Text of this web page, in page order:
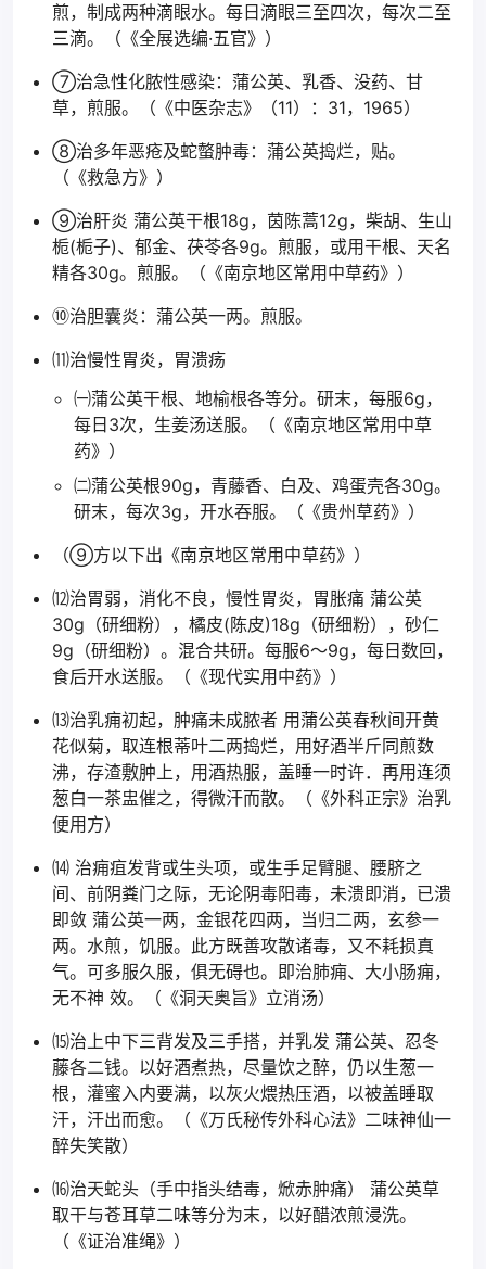
煎，制成两种滴眼水。每日滴眼三至四次，每次二至
三滴。（《全展选编·五官》）
⑦治急性化脓性感染：蒲公英、乳香、没药、甘
草，煎服。（《中医杂志》（11）：31，1965）
⑧治多年恶疮及蛇螫肿毒：蒲公英捣烂，贴。
（《救急方》）
⑨治肝炎 蒲公英干根18g，茵陈蒿12g，柴胡、生山
栀(栀子)、郁金、茯苓各9g。煎服，或用干根、天名
精各30g。煎服。（《南京地区常用中草药》）
⑩治胆囊炎：蒲公英一两。煎服。
⑾治慢性胃炎，胃溃疡
㈠蒲公英干根、地榆根各等分。研末，每服6g，
每日3次，生姜汤送服。（《南京地区常用中草
药》）
㈡蒲公英根90g，青藤香、白及、鸡蛋壳各30g。
研末，每次3g，开水吞服。（《贵州草药》）
（⑨方以下出《南京地区常用中草药》）
⑿治胃弱，消化不良，慢性胃炎，胃胀痛 蒲公英
30g（研细粉），橘皮(陈皮)18g（研细粉），砂仁
9g（研细粉）。混合共研。每服6～9g，每日数回，
食后开水送服。（《现代实用中药》）
⒀治乳痈初起，肿痛未成脓者 用蒲公英春秋间开黄
花似菊，取连根蒂叶二两捣烂，用好酒半斤同煎数
沸，存渣敷肿上，用酒热服，盖睡一时许．再用连须
葱白一茶盅催之，得微汗而散。（《外科正宗》治乳
便用方）
⒁ 治痈疽发背或生头项，或生手足臂腿、腰脐之
间、前阴粪门之际，无论阴毒阳毒，未溃即消，已溃
即敛 蒲公英一两，金银花四两，当归二两，玄参一
两。水煎，饥服。此方既善攻散诸毒，又不耗损真
气。可多服久服，俱无碍也。即治肺痈、大小肠痈，
无不神 效。（《洞天奥旨》立消汤）
⒂治上中下三背发及三手搭，并乳发 蒲公英、忍冬
藤各二钱。以好酒煮热，尽量饮之醉，仍以生葱一
根，灌蜜入内要满，以灰火煨热压酒，以被盖睡取
汗，汗出而愈。（《万氏秘传外科心法》二味神仙一
醉失笑散）
⒃治天蛇头（手中指头结毒，焮赤肿痛） 蒲公英草
取干与苍耳草二味等分为末，以好醋浓煎浸洗。
（《证治准绳》）